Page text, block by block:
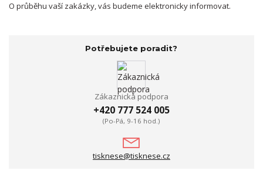
O průběhu vaší zakázky, vás budeme elektronicky informovat.
Potřebujete poradit?
Zákaznická podpora
+420 777 524 005
(Po-Pá, 9-16 hod.)
tisknese@tisknese.cz